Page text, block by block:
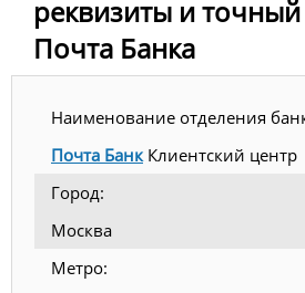
реквизиты и
Почта Банка
Наименование отделения
Почта БанкКлиентский центр
Город:
Москва
Метро: